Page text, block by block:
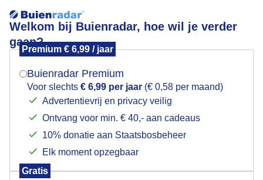
Welkom bij Buienradar, hoe wil je verder
gaan?
Premium € 6,99 / jaar
Buienradar Premium
Voor slechts € 6,99 per jaar (€ 0,58 per maand)
Advertentievrij en privacy veilig
Ontvang voor min. € 40,- aan cadeaus
10% donatie aan Staatsbosbeheer
Elk moment opzegbaar
Gratis
Droog, nog prima weer voor buitenachtiviteiten
Mogen we je locatie gebruiken voor het
Indien je hier nog geen akkoord op hebt gegeven,
verschijnt er zo een pop-up uit je browser waarin
Is goed, toon de popup